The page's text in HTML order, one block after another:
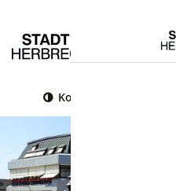
Kontrast